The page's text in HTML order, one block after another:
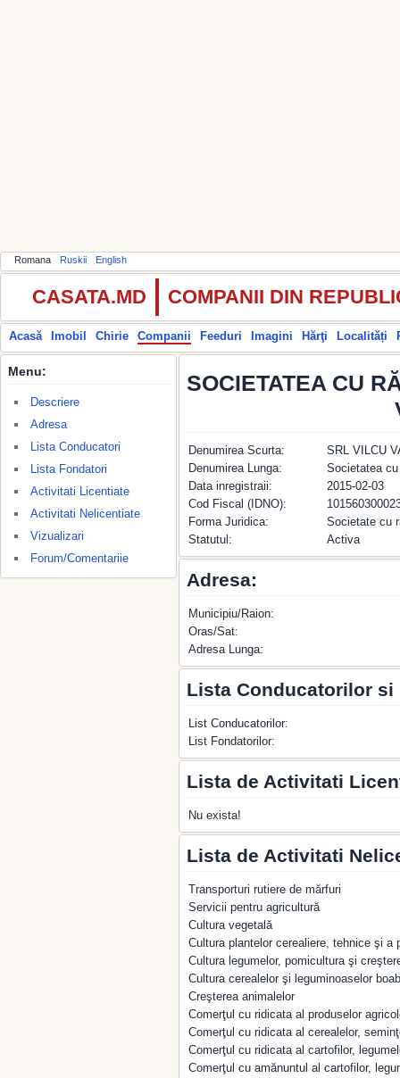
Romana Ruskii English
CASATA.MD COMPANII DIN
Acasă Imobil Chirie Companii Feeduri Imagini Hărţi Localități
Menu:
Descriere
Adresa
Lista Conducatori
Lista Fondatori
Activitati Licentiate
Activitati Nelicentiate
Vizualizari
Forum/Comentariie
SOCIETATEA CU
Denumirea Scurta:
SRL VILCU
Denumirea Lunga:
Societatea
Data inregistraii:
2015-02-03
Cod Fiscal (IDNO):
Forma Juridica:
Societate cu
Statutul:
Activa
Adresa:
Municipiu/Raion:
Oras/Sat:
Adresa Lunga:
Lista Conducatorilor
List Conducatorilor:
List Fondatorilor:
Lista de Activitati
Nu exista!
Lista de Activitati
Transporturi rutiere de mărfuri
Servicii pentru agricultură
Cultura vegetală
Cultura plantelor cerealiere, tehnice şi a
Cultura legumelor, pomicultura şi
Cultura cerealelor şi leguminoaselor
Creşterea animalelor
Comerţul cu ridicata al produselor
Comerţul cu ridicata al cerealelor,
Comerţul cu ridicata al cartofilor,
Comerţul cu amănuntul al cartofilor,